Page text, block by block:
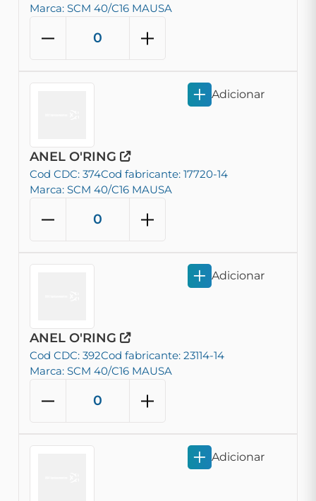
Marca: SCM 40/C16 MAUSA
ANEL O'RING
Cod CDC: 374Cod fabricante: 17720-14
Marca: SCM 40/C16 MAUSA
Adicionar
ANEL O'RING
Cod CDC: 392Cod fabricante: 23114-14
Marca: SCM 40/C16 MAUSA
Adicionar
Adicionar